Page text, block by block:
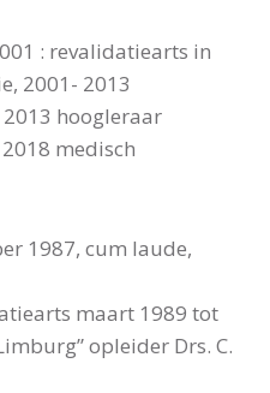
: revalidatiearts in
2001- 2013
hoogleraar
medisch
1987, cum laude,
maart 1989 tot
opleider Drs. C.